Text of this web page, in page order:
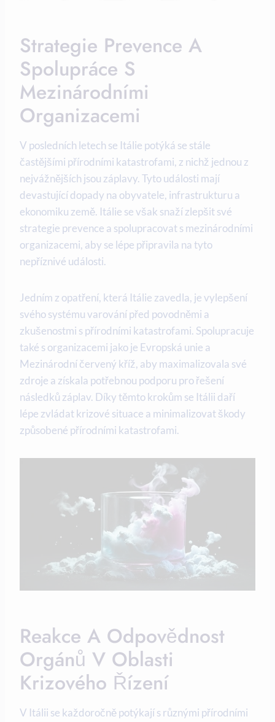
Strategie Prevence A
Spolupráce S
Mezinárodními
Organizacemi
V posledních letech se Itálie potýká se stále
častějšími přírodními katastrofami, z nichž jednou z
nejvážnějších jsou záplavy. Tyto události mají
devastující dopady na obyvatele, infrastrukturu a
ekonomiku země. Itálie se však snaží zlepšit své
strategie prevence a spolupracovat s mezinárodními
organizacemi, aby se lépe připravila na tyto
nepříznivé události.
Jedním z opatření, která Itálie zavedla, je vylepšení
svého systému varování před povodněmi a
zkušenostmi s přírodními katastrofami. Spolupracuje
také s organizacemi jako je Evropská unie a
Mezinárodní červený kříž, aby maximalizovala své
zdroje a získala potřebnou podporu pro řešení
následků záplav. Díky těmto krokům se Itálii daří
lépe zvládat krizové situace a minimalizovat škody
způsobené přírodními katastrofami.
Reakce A Odpovědnost
Orgánů V Oblasti
Krizového Řízení
V Itálii se každoročně potýkají s různými přírodními